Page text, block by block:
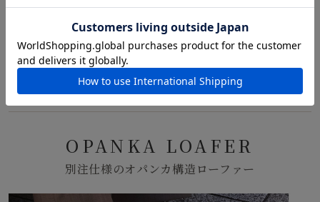
ジネスからフォーマルまで幅広いシーンで違和感なく
溶け込む万能性を備えています。
BUY NOW
OPANKA LOAFER
別注仕様のオパンカ構造ローファー